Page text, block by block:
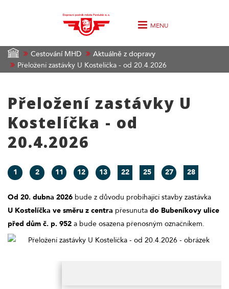
MENU
Cestování MHD
Aktuálně z dopravy
Přeložení zastávky U Kostelíčka - od 20.4.2026
Přeložení zastávky U
Kostelíčka - od
20.4.2026
1 2 11 12 13 22 25 27 28
Od 20. dubna 2026 bude z důvodu probíhající stavby zastávka
U Kostelíčka ve směru z centra přesunuta do Bubeníkovy ulice
před dům č. p. 952 a bude osazena přenosným označníkem.